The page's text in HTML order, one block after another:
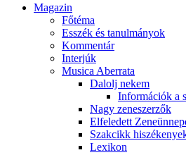
Magazin
Főtéma
Esszék és tanulmányok
Kommentár
Interjúk
Musica Aberrata
Dalolj nekem
Információk a
Nagy zeneszerzők
Elfeledett
Szakcikk
Lexikon